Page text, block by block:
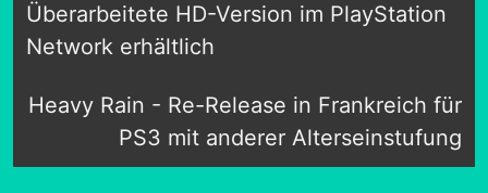
Überarbeitete HD-Version im PlayStation
Network erhältlich
Heavy Rain - Re-Release in Frankreich für
PS3 mit anderer Alterseinstufung